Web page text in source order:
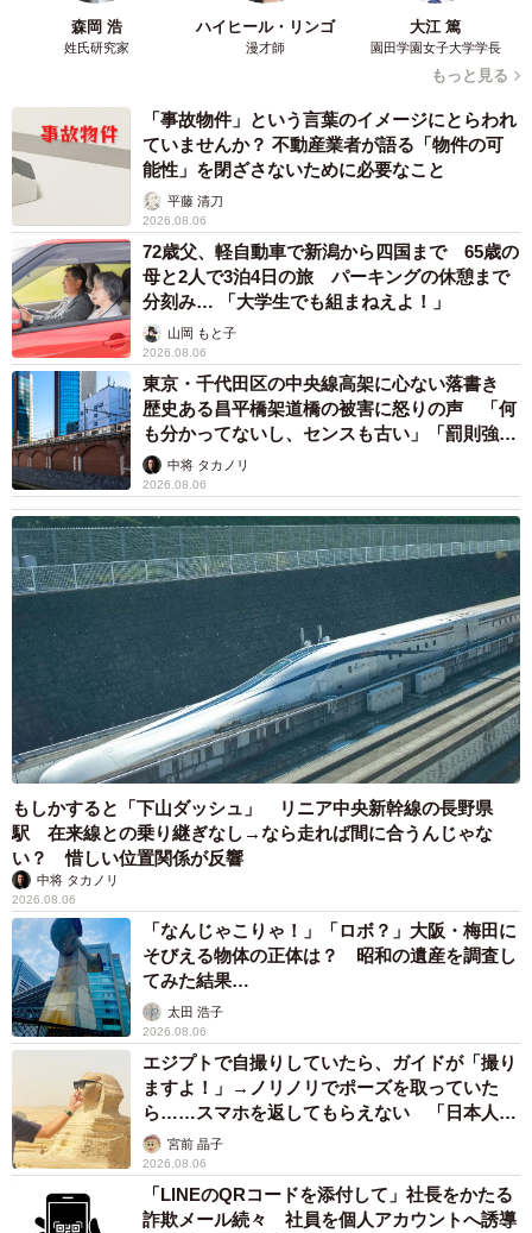
森岡 浩
姓氏研究家
ハイヒール・リンゴ
漫才師
大江 篤
園田学園女子大学学長
もっと見る
「事故物件」という言葉のイメージにとらわれ
ていませんか？ 不動産業者が語る「物件の可
能性」を閉ざさないために必要なこと
平藤 清刀
2026.08.06
72歳父、軽自動車で新潟から四国まで 65歳の
母と2人で3泊4日の旅 パーキングの休憩まで
分刻み… 「大学生でも組まねえよ！」
山岡 もと子
2026.08.06
東京・千代田区の中央線高架に心ない落書き
歴史ある昌平橋架道橋の被害に怒りの声 「何
も分かってないし、センスも古い」「罰則強化
して」中将 タカノリ
2026.08.06
もしかすると「下山ダッシュ」 リニア中央新幹線の長野県
駅 在来線との乗り継ぎなし→なら走れば間に合うんじゃな
い？ 惜しい位置関係が反響
中将 タカノリ
2026.08.06
「なんじゃこりゃ！」「ロボ？」大阪・梅田に
そびえる物体の正体は？ 昭和の遺産を調査し
てみた結果…
太田 浩子
2026.08.06
エジプトで自撮りしていたら、ガイドが「撮り
ますよ！」→ノリノリでポーズを取っていた
ら……スマホを返してもらえない 「日本人は
カモ代表かも」「私は6時間で3万円払った」
宮前 晶子
2026.08.06
「LINEのQRコードを添付して」社長をかたる
詐欺メール続々 社員を個人アカウントへ誘導